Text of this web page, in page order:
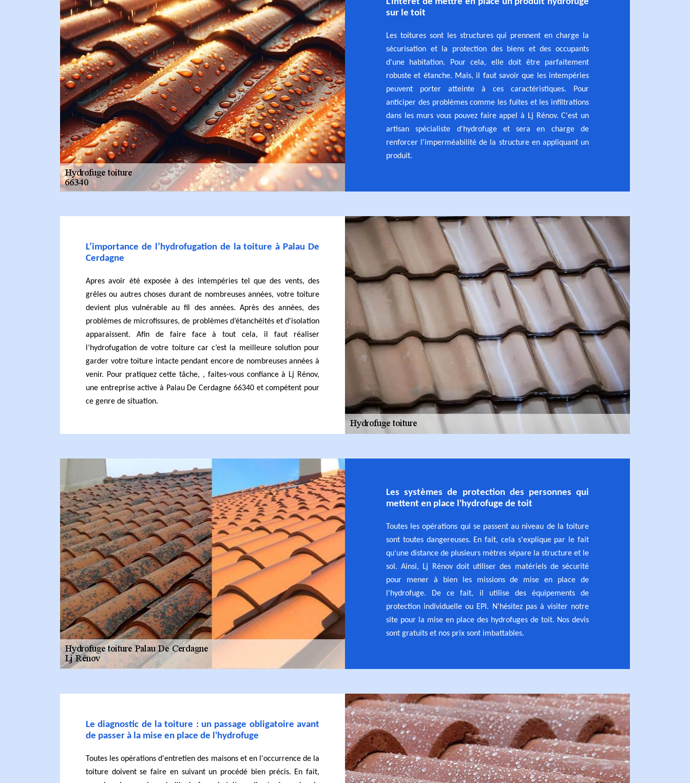
sur le toit
Les toitures sont les structures qui prennent en charge la
sécurisation et la protection des biens et des occupants
d'une habitation. Pour cela, elle doit être parfaitement
robuste et étanche. Mais, il faut savoir que les intempéries
peuvent porter atteinte à ces caractéristiques. Pour
anticiper des problèmes comme les fuites et les infiltrations
dans les murs vous pouvez faire appel à Lj Rénov. C'est un
artisan spécialiste d'hydrofuge et sera en charge de
renforcer l'imperméabilité de la structure en appliquant un
produit.
L’importance de l’hydrofugation de la toiture à Palau De
Cerdagne
Apres avoir été exposée à des intempéries tel que des vents, des
grêles ou autres choses durant de nombreuses années, votre toiture
devient plus vulnérable au fil des années. Après des années, des
problèmes de microfissures, de problèmes d’étanchéités et d'isolation
apparaissent. Afin de faire face à tout cela, il faut réaliser
l’hydrofugation de votre toiture car c’est la meilleure solution pour
garder votre toiture intacte pendant encore de nombreuses années à
venir. Pour pratiquez cette tâche, , faites-vous confiance à Lj Rénov,
une entreprise active à Palau De Cerdagne 66340 et compétent pour
ce genre de situation.
Les systèmes de protection des personnes qui
mettent en place l'hydrofuge de toit
Toutes les opérations qui se passent au niveau de la toiture
sont toutes dangereuses. En fait, cela s'explique par le fait
qu'une distance de plusieurs mètres sépare la structure et le
sol. Ainsi, Lj Rénov doit utiliser des matériels de sécurité
pour mener à bien les missions de mise en place de
l'hydrofuge. De ce fait, il utilise des équipements de
protection individuelle ou EPI. N'hésitez pas à visiter notre
site pour la mise en place des hydrofuges de toit. Nos devis
sont gratuits et nos prix sont imbattables.
Le diagnostic de la toiture : un passage obligatoire avant
de passer à la mise en place de l'hydrofuge
Toutes les opérations d'entretien des maisons et en l'occurrence de la
toiture doivent se faire en suivant un procédé bien précis. En fait,